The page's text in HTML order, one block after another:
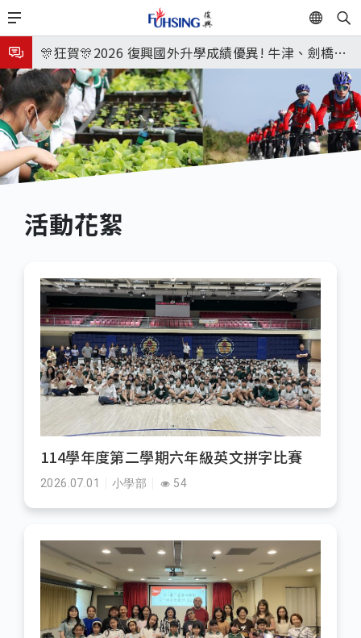
移
至
主
內
容
EN
🎉🎉🎉狂賀! 12望蘇同學榮錄MIT麻省理工學院，本校
連續兩年錄取世界第一學府！
🎊狂賀🎊2026 復興國外升學成績優異! 牛津、劍橋首
次雙星閃耀✨
115年校本部大學榜單再創佳績🎉，32％達醫學系錄
取標準、62%達台大錄取標準。各組合4科60級分9人
🎊
7月27日 中學暑輔開始
8月3日 分科成績公布
🎉🎉🎉狂賀! 12望蘇同學榮錄MIT麻省理工學院，本校
連續兩年錄取世界第一學府！
活動花絮
114學年度第二學期六年級英文拼字比賽
2026.07.01 小學部 54